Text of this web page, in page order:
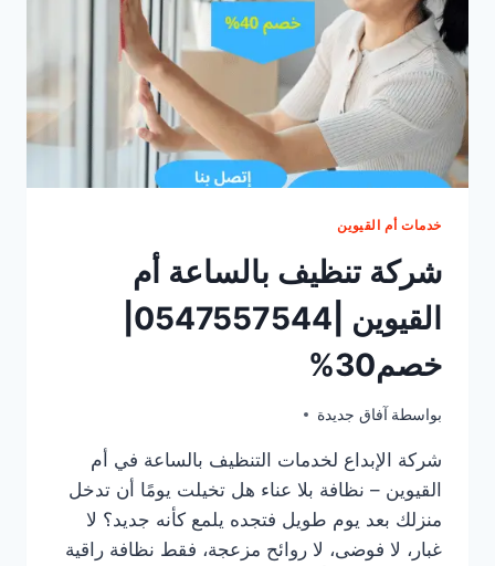
خدمات أم القيوين
شركة تنظيف بالساعة أم
خصم30%
بواسطة آفاق جديدة يونيو 22, 2025
شركة الإبداع لخدمات التنظيف بالساعة في أم
القيوين – نظافة بلا عناء هل تخيلت يومًا أن تدخل
منزلك بعد يوم طويل فتجده يلمع كأنه جديد؟ لا
غبار، لا فوضى، لا روائح مزعجة، فقط نظافة راقية